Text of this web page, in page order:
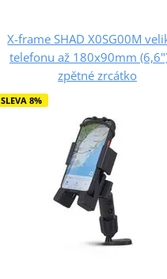
X-frame SHAD X0SG00M
telefonu až 180x90mm
zpětné zrcátko
SLEVA 8%